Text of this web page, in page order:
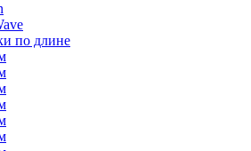
по длине